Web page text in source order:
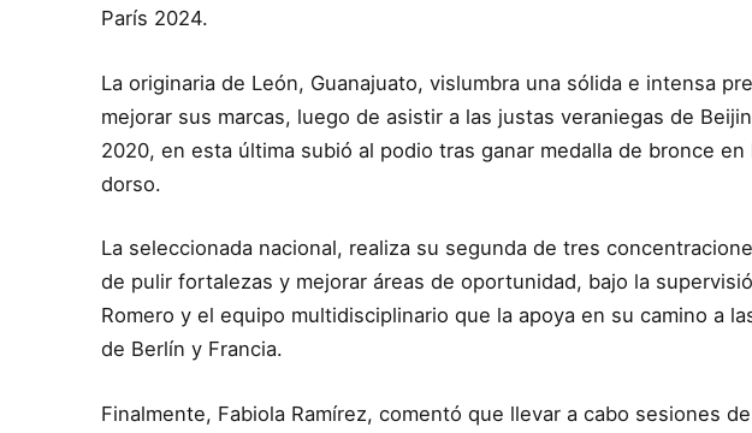
París 2024.
La originaria de León, Guanajuato, vislumbra una sólida e intensa
mejorar sus marcas, luego de asistir a las justas veraniegas de
2020, en esta última subió al podio tras ganar medalla de bronce
dorso.
La seleccionada nacional, realiza su segunda de tres
de pulir fortalezas y mejorar áreas de oportunidad, bajo la
Romero y el equipo multidisciplinario que la apoya en su camino a
de Berlín y Francia.
Finalmente, Fabiola Ramírez, comentó que llevar a cabo sesiones